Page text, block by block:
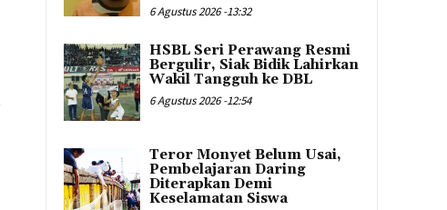
6 Agustus 2026 -13:32
HSBL Seri Perawang Resmi
Bergulir, Siak Bidik Lahirkan
Wakil Tangguh ke DBL
6 Agustus 2026 -12:54
Teror Monyet Belum Usai,
Pembelajaran Daring
Diterapkan Demi
Keselamatan Siswa